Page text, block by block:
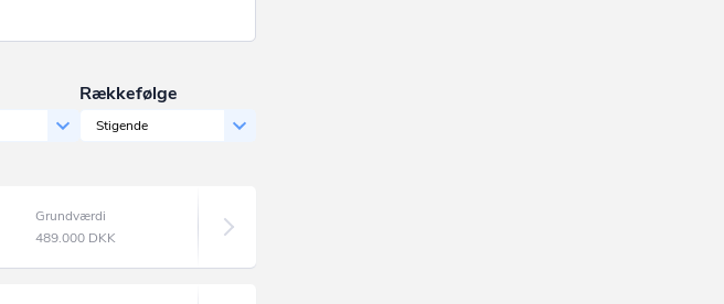
Rækkefølge
Stigende
Grundværdi
489.000 DKK